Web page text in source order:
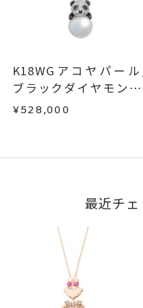
K18WGアコヤパー
ブラックダイヤモンド/
ダイヤモンドネックレ
¥528,000
最近チ